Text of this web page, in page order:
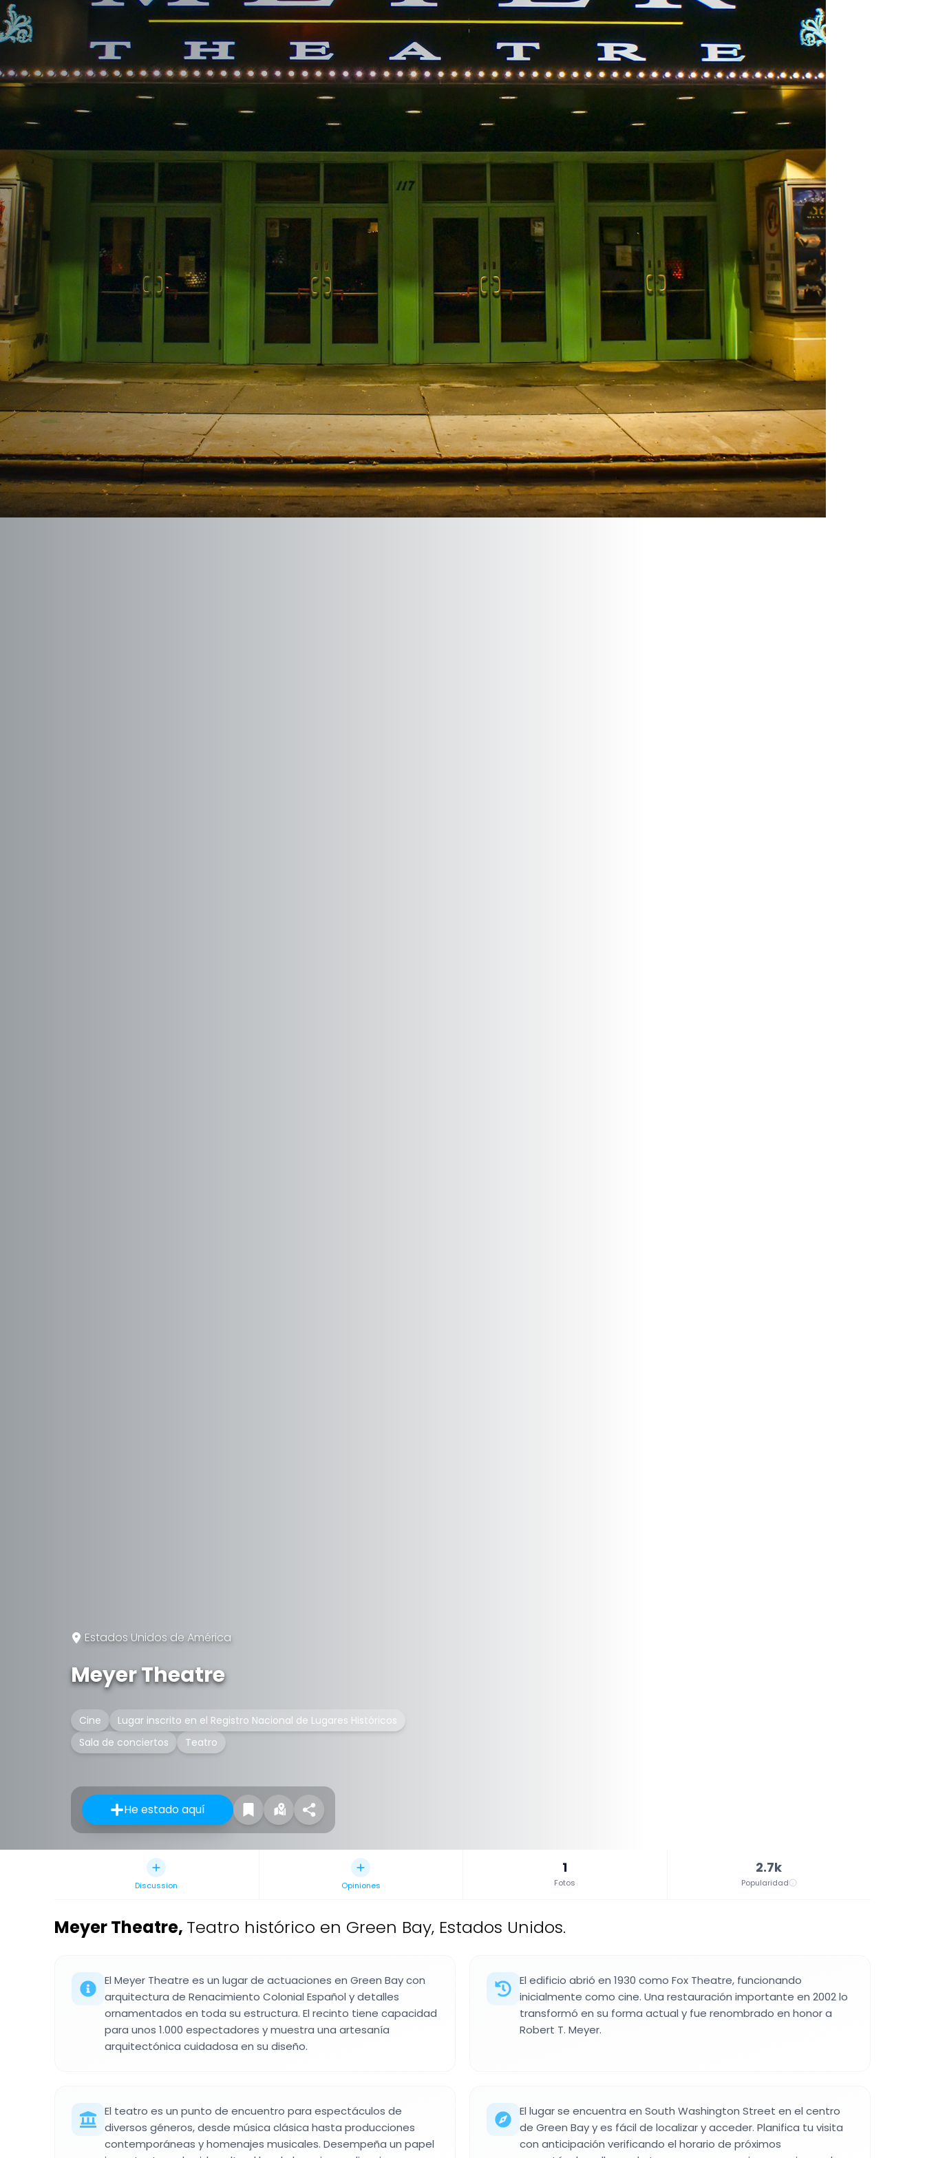
Estados Unidos de América
Meyer Theatre
Cine
Lugar inscrito en el Registro Nacional de Lugares Históricos
Sala de conciertos
Teatro
He estado aquí
Discussion Opiniones
1
Fotos
2.7k
Popularidad
Meyer Theatre, Teatro histórico en Green Bay, Estados Unidos.
El Meyer Theatre es un lugar de actuaciones en Green Bay con
arquitectura de Renacimiento Colonial Español y detalles
ornamentados en toda su estructura. El recinto tiene capacidad
para unos 1.000 espectadores y muestra una artesanía
arquitectónica cuidadosa en su diseño.
El edificio abrió en 1930 como Fox Theatre, funcionando
inicialmente como cine. Una restauración importante en 2002 lo
transformó en su forma actual y fue renombrado en honor a
Robert T. Meyer.
El teatro es un punto de encuentro para espectáculos de
diversos géneros, desde música clásica hasta producciones
contemporáneas y homenajes musicales. Desempeña un papel
El lugar se encuentra en South Washington Street en el centro
de Green Bay y es fácil de localizar y acceder. Planifica tu visita
con anticipación verificando el horario de próximos